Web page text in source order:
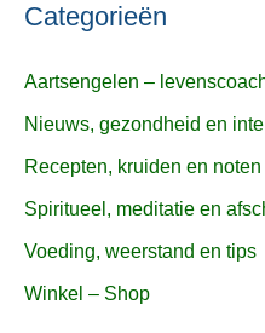
Categorieën
Aartsengelen –
Nieuws, gezondheid en
Recepten, kruiden en noten
Spiritueel, meditatie en
Voeding, weerstand en tips
Winkel – Shop